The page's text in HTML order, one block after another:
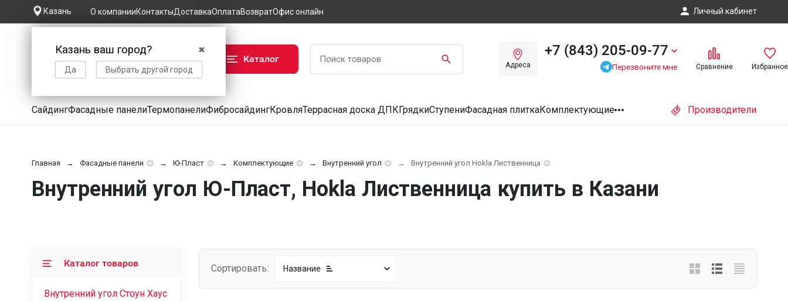
Казань
✖
Казань ваш город?
Да Выбрать другой город
О компанииКонтактыДоставкаОплатаВозвратОфис онлайн Личный кабинет
Каталог
Адреса
+7 (843) 205-09-77
Перезвоните мне Сравнение Избранное
СайдингФасадные панелиТермопанелиФибросайдингКровляТеррасная доска ДПКГрядкиСтупениФасадная плиткаКомплектующие Производители
Главная Фасадные панели Ю-Пласт Комплектующие Внутренний угол Внутренний угол Hokla Лиственница
Внутренний угол Ю-Пласт, Hokla Лиственница купить в Казани
Сортировать: Название
Каталог товаров
Внутренний угол Стоун Хаус